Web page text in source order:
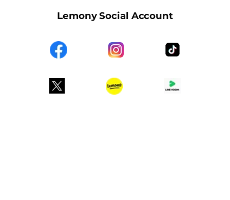
Lemony Social Account